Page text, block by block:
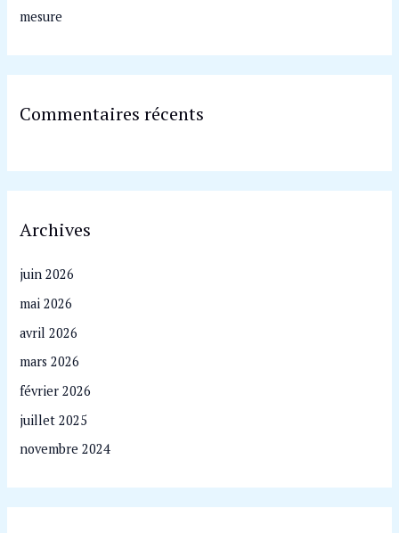
mesure
Commentaires récents
Archives
juin 2026
mai 2026
avril 2026
mars 2026
février 2026
juillet 2025
novembre 2024